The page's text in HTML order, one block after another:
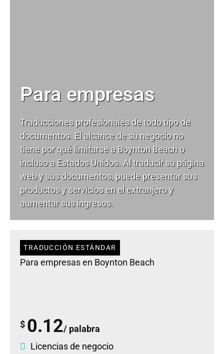
Para empresas
Traducciones profesionales de todo tipo de
documentos. El alcance de su negocio no
tiene por qué limitarse a Boynton Beach o
incluso a Estados Unidos. Al traducir su página
web y sus documentos, puede presentar sus
productos y servicios en el extranjero y
aumentar sus ingresos.
TRADUCCIÓN ESTÁNDAR
Para empresas en Boynton Beach
$ 0.12/ palabra
Licencias de negocio